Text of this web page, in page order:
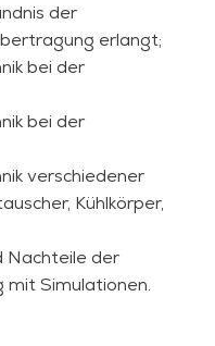
instationär,
die eine direkte
den globalen
für gängige
Nachschlagen.
ExpertinWendy
der
erlangt;
bei der
bei der
verschiedener
Kühlkörper,
Nachteile der
mit Simulationen.